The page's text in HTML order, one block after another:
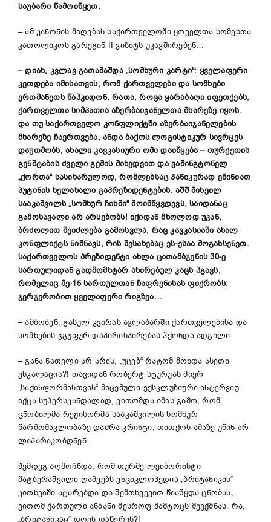
საუბარი წამოიწყეთ.
– ამ კანონის მიღებას საქართველოში ყოველთა სომეხთა
კათოლიკოს გარეგინ II ვიზიტს უკავშირებენ…
– დიახ, კვლავ გათამაშდა „სომხური კარტი“: ყველაფერი
კეთდება იმისათვის, რომ ქართველები და სომხები
ერთმანეთს წაჰკიდონ, რათა, როცა ყარაბაღი იფეთქებს,
ქართველთა სიმპათია აზერბაიჯანელთა მხარეზე იყოს.
და თუ საქართველო კონფლიქტში აზერბაიჯანელების
მხარეზე ჩაერთვება, ანდა ბაქოს ლოგისტიკურ სივრცეს
დაუთმობს, ახალი კავკასიური ომი დაიწყება – თურქეთის
გენშტაბის ძველი გემის მიხედვით და ვაშინგტონელ
„ქორთა“ სასიხარულოდ, რომლებსაც პანიკურად ეშინიათ
პუტინის ხელახალი გაპრეზიდენტების. აშშ მიხეილ
სააკაშვილს „სომხურ ჩიხში“ მოიმწყვდევს, საიდანაც
გამოსავალი არ არსებობს! იქიდან მხოლოდ უკან,
ბრძოლით შეიძლება გამოსვლა, რაც კავკასიაში ახალ
კონფლიქტს ნიშნავს, რის შესახებაც ეს-ესაა მოგახსენეთ.
საქართველოს პრეზიდენტი ახლა ცათამბჯენის 30-ე
სართულიდან გადმომხტარ ახირებულ კაცს ჰგავს,
რომელიც მე-15 სართულთან ჩაფრენისას ფიქრობს:
ჯერჯერობით ყველაფერი რიგზეა…
– ამბობენ, გასულ კვირას ავლაბარში ქართველებისა და
სომხების ჯგუფურ დაპირისპირებას ჰქონდა ადგილი.
– განა ნათელი არ არის, „უცებ“ რატომ მოხდა ასეთი
ესკალაცია?! თავიდან რობერტ სტურუას მიერ
„საქინფორმისთვის“ მიცემული ექსკლუზიური ინტერვიუ
იქცა სუპერსკანდალად, ვითომდა იმის გამო, რომ
ცნობილმა რეჟისორმა სააკაშვილის სომხურ
წარმომავლობაზე დაძრა კრინტი, თითქოს ამაზე უწინ არ
ლაპარაკობდნენ.
შემდეგ აღმოჩნდა, რომ თურმე ლეიბორისტი
შატბერაშვილი ღამეებს ენციკლოპედია „ბრიტანიკის“
კითხვაში ატარებდა და შემთხვევით წააწყდა ცნობას,
ვითომ ქართული ანბანი მესროფ მაშტოცს შეექმნას. რა,
„ბრიტანიკაც“ დღეს დაწერეს?!